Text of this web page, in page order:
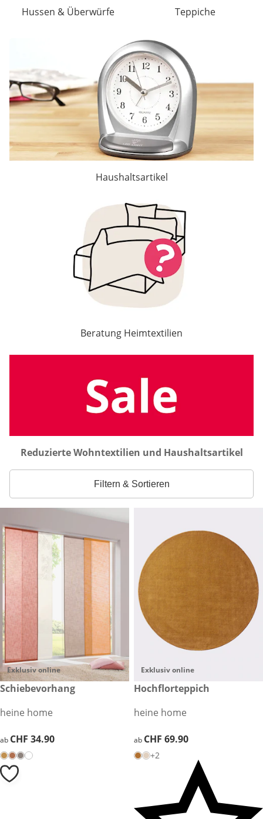
Hussen & Überwürfe Teppiche
Haushaltsartikel
Beratung Heimtextilien
Reduzierte Wohntextilien und Haushaltsartikel
Filtern & Sortieren
Exklusiv online
CHF 34.90
Schiebevorhang
heine home
CHF 34.90
ab CHF 34.90
Exklusiv online
CHF 69.90
Hochflorteppich
heine home
CHF 69.90
ab CHF 69.90
+2